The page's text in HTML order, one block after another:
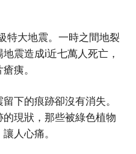
特大地震。一時之間地裂
震造成i近七萬人死亡，
痍。
下的痕跡卻沒有消失。
現狀，那些被綠色植物
人心痛。